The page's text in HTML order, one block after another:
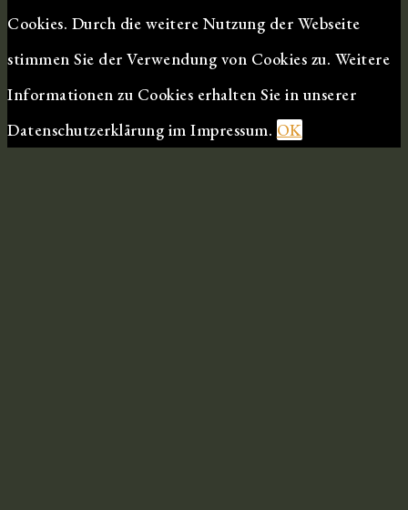
Cookies. Durch die weitere Nutzung der Webseite
stimmen Sie der Verwendung von Cookies zu. Weitere
Informationen zu Cookies erhalten Sie in unserer
Datenschutzerklärung im Impressum. OK